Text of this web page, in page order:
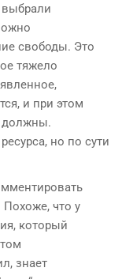
выбрали
свободы. Это
тяжело
и при этом
должны.
но по сути
что у
который
знает